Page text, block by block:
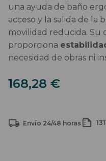
una ayuda de baño
acceso y la salida de la
movilidad reducida. Su
proporciona
necesidad de obras ni
168,28 €Asiento
para
giratorio
Envío 24/48 horas